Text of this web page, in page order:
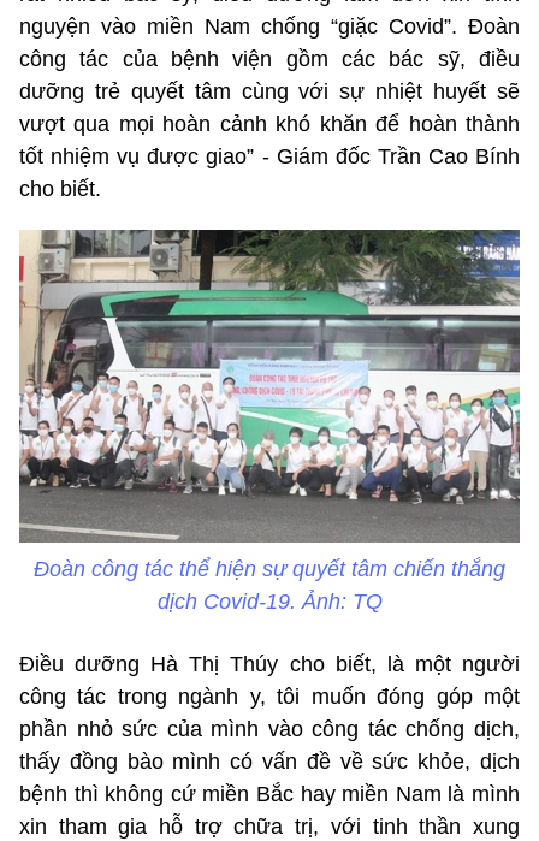
nguyện vào miền Nam chống “giặc Covid”. Đoàn
công tác của bệnh viện gồm các bác sỹ, điều
dưỡng trẻ quyết tâm cùng với sự nhiệt huyết sẽ
vượt qua mọi hoàn cảnh khó khăn để hoàn thành
tốt nhiệm vụ được giao” - Giám đốc Trần Cao Bính
cho biết.
Đoàn công tác thể hiện sự quyết tâm chiến thắng
dịch Covid-19. Ảnh: TQ
Điều dưỡng Hà Thị Thúy cho biết, là một người
công tác trong ngành y, tôi muốn đóng góp một
phần nhỏ sức của mình vào công tác chống dịch,
thấy đồng bào mình có vấn đề về sức khỏe, dịch
bệnh thì không cứ miền Bắc hay miền Nam là mình
xin tham gia hỗ trợ chữa trị, với tinh thần xung